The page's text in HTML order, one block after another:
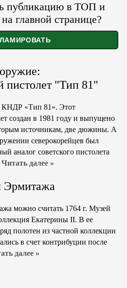
публикацию в ТОП и
главной странице?
пистолет "Тип 81"
КНДР «Тип 81». Этот
создан в 1981 году и выпущено
источникам, две дюжины. А
северокорейцев был
аналог советского пистолета
Читать далее »
Эрмитажа
можно считать 1764 г. Музей
Екатерины II. В ее
полотен из частной коллекции
в счет контрибуции после
далее »